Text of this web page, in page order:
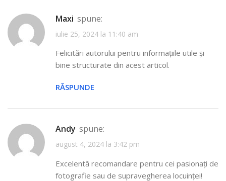
Maxi spune:
iulie 25, 2024 la 11:40 am
Felicitări autorului pentru informațiile utile și
bine structurate din acest articol.
RĂSPUNDE
Andy spune:
august 4, 2024 la 3:42 pm
Excelentă recomandare pentru cei pasionați de
fotografie sau de supravegherea locuinței!